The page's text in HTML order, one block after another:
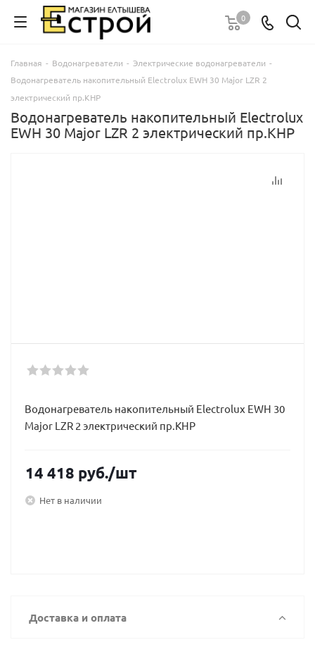
0
Главная - Водонагреватели - Электрические водонагреватели -
Водонагреватель накопительный Electrolux EWH 30 Major LZR 2
электрический пр.КНР
Водонагреватель накопительный Electrolux
EWH 30 Major LZR 2 электрический пр.КНР
Водонагреватель накопительный Electrolux EWH 30
Major LZR 2 электрический пр.КНР
14 418 руб./шт
Нет в наличии
Доставка и оплата